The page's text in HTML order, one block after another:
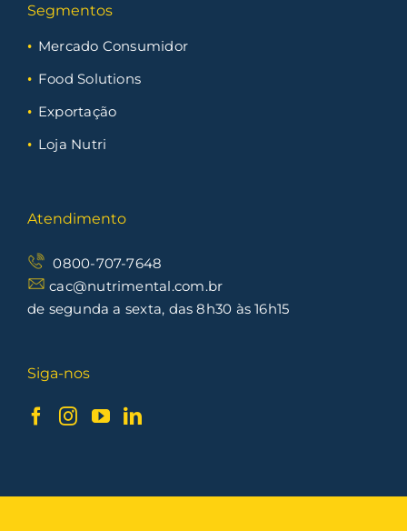
Segmentos
Mercado Consumidor
Food Solutions
Exportação
Loja Nutri
Atendimento
0800-707-7648
cac@nutrimental.com.br
de segunda a sexta, das 8h30 às 16h15
Siga-nos